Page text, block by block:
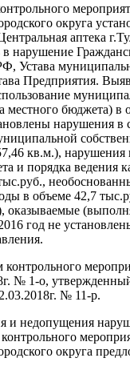
округа
аптека
в нарушение
Устава
Предприятия.
местного бюджета) в
нарушения в
кв.м.), нарушения
и порядка ведения
в объеме 42,7
оказываемые
год не
№ 1-о,
№ 11-р.
и недопущения
округа